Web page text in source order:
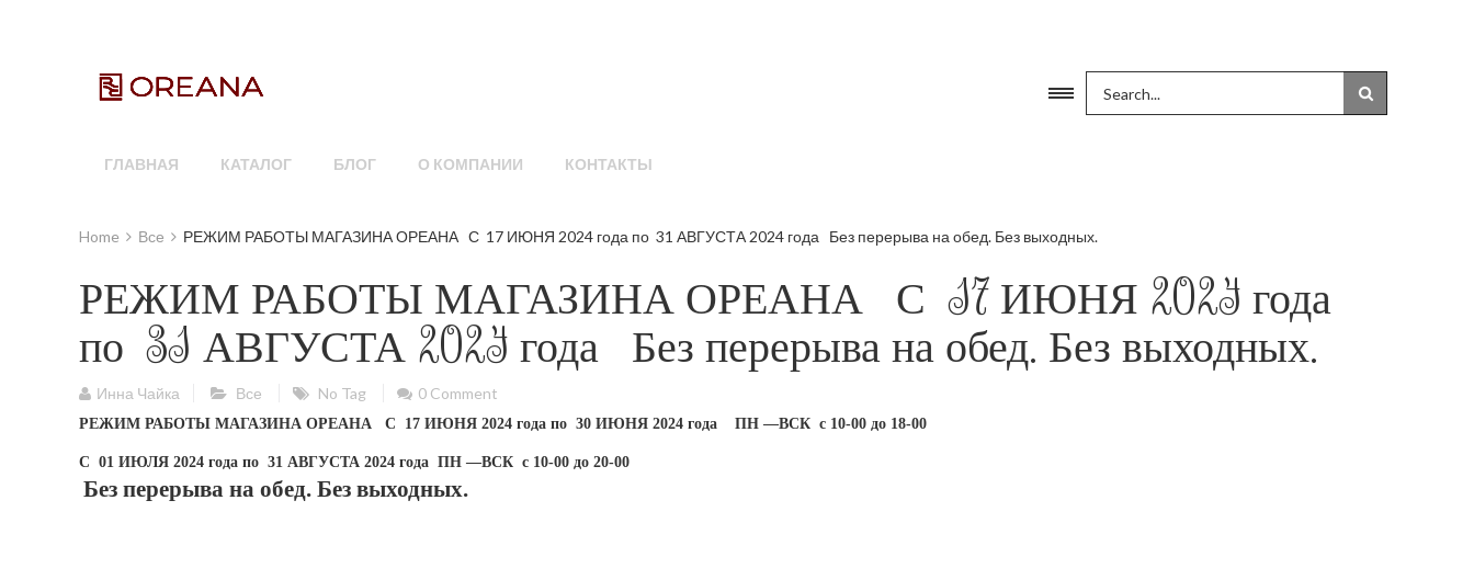
ГЛАВНАЯ КАТАЛОГ БЛОГ О КОМПАНИИ КОНТАКТЫ
Home Все РЕЖИМ РАБОТЫ МАГАЗИНА ОРЕАНА С 17 ИЮНЯ 2024 года по 31 АВГУСТА 2024 года Без перерыва на обед. Без выходных.
РЕЖИМ РАБОТЫ МАГАЗИНА ОРЕАНА С 17 ИЮНЯ 2024 года
по 31 АВГУСТА 2024 года Без перерыва на обед. Без выходных.
Инна Чайка Все No Tag 0 Comment
РЕЖИМ РАБОТЫ МАГАЗИНА ОРЕАНА С 17 ИЮНЯ 2024 года по 30 ИЮНЯ 2024 года ПН —ВСК с 10-00 до 18-00
С 01 ИЮЛЯ 2024 года по 31 АВГУСТА 2024 года ПН —ВСК с 10-00 до 20-00
Без перерыва на обед. Без выходных.